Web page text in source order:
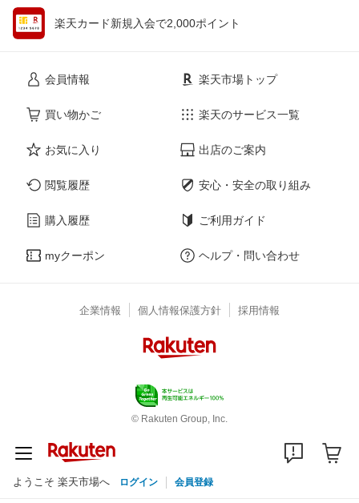
楽天カード新規入会で2,000ポイント
会員情報
買い物かご
お気に入り
閲覧履歴
購入履歴
myクーポン
楽天市場トップ
楽天のサービス一覧
出店のご案内
安心・安全の取り組み
ご利用ガイド
ヘルプ・問い合わせ
企業情報 個人情報保護方針 採用情報
© Rakuten Group, Inc.
ようこそ 楽天市場へ ログイン 会員登録